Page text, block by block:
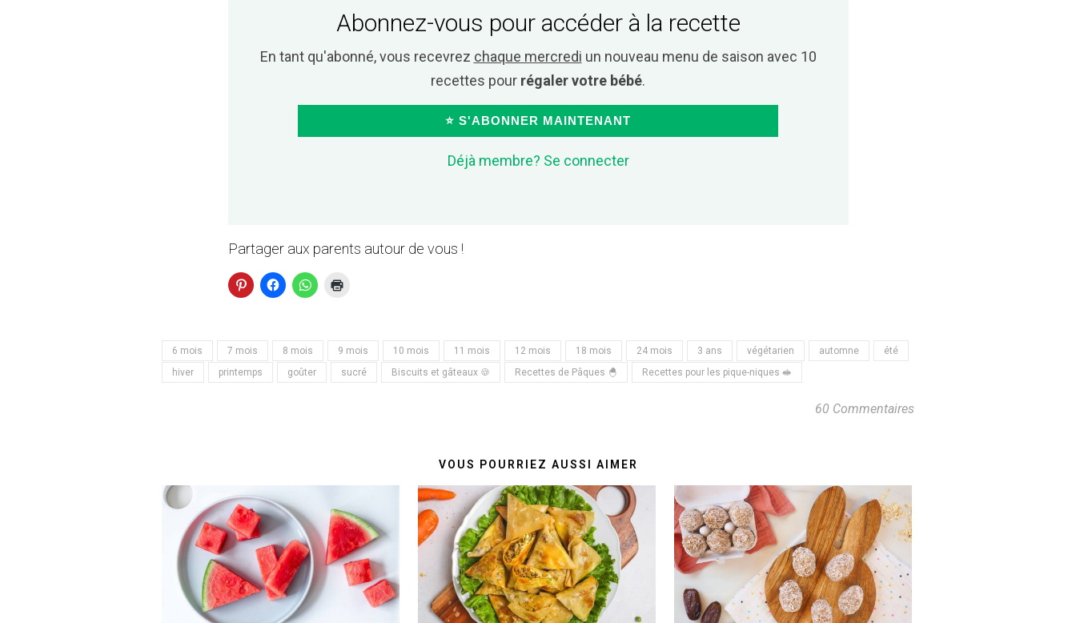
Abonnez-vous pour accéder à la recette
En tant qu'abonné, vous recevrez chaque mercredi un nouveau menu de saison avec 10
recettes pour régaler votre bébé.
⭐ S'ABONNER MAINTENANT
Déjà membre? Se connecter
Partager aux parents autour de vous !
6 mois 7 mois 8 mois 9 mois 10 mois 11 mois 12 mois 18 mois 24 mois 3 ans végétarien automne
été
hiver
printemps goûter sucré Biscuits et gâteaux 🍪 Recettes de Pâques 🐣 Recettes pour les pique-niques 🥪
60 Commentaires
VOUS POURRIEZ AUSSI AIMER